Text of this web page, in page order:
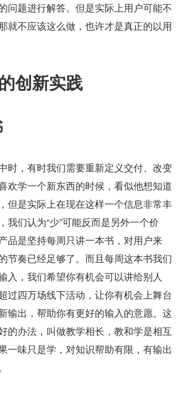
问题进行解答。但是实际上用户可能不
就不应该这么做，也许才是真正的以用
创新实践
时，有时我们需要重新定义交付、改变
欢学一个新东西的时候，看似他想知道
但是实际上在现在这样一个信息非常丰
我们认为“少”可能反而是另外一个价
品是坚持每周只讲一本书，对用户来
节奏已经足够了。而且每周这本书我们
入，我们希望你有机会可以讲给别人
过四万场线下活动，让你有机会上舞台
输出，帮助你有更好的输入的意愿。这
的办法，叫做教学相长，教和学是相互
一味只是学，对知识帮助有限，有输出